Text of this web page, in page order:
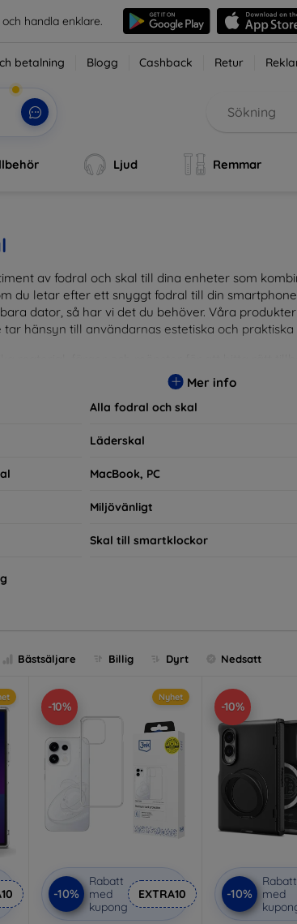
och handla enklare.
betalning Blogg Cashback Retur
Ljud Remmar
av fodral och skal till dina enheter som
du letar efter ett snyggt fodral till din
dator, så har vi det du behöver. Våra
tar hänsyn till användarnas estetiska och praktiska
också moderiktiga, vilket gör dem till en
sin investering, vi finns här för dig.
Mer info
Alla fodral och skal
Läderskal
MacBook, PC
Miljövänligt
Skal till smartklockor
Bästsäljare Billig Dyrt Nedsatt
-10%
Nyhet
-10%
Rabatt
med
kupong
EXTRA10
-10%
-10%
Rabatt
med